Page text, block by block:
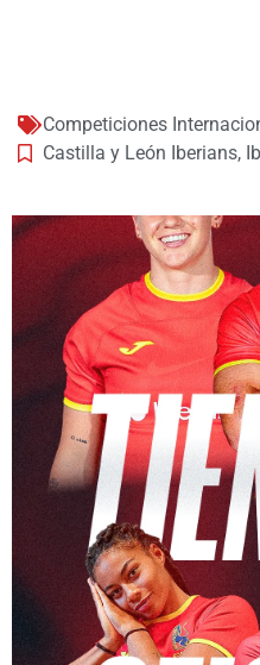
Competiciones
Castilla y León Iberians,